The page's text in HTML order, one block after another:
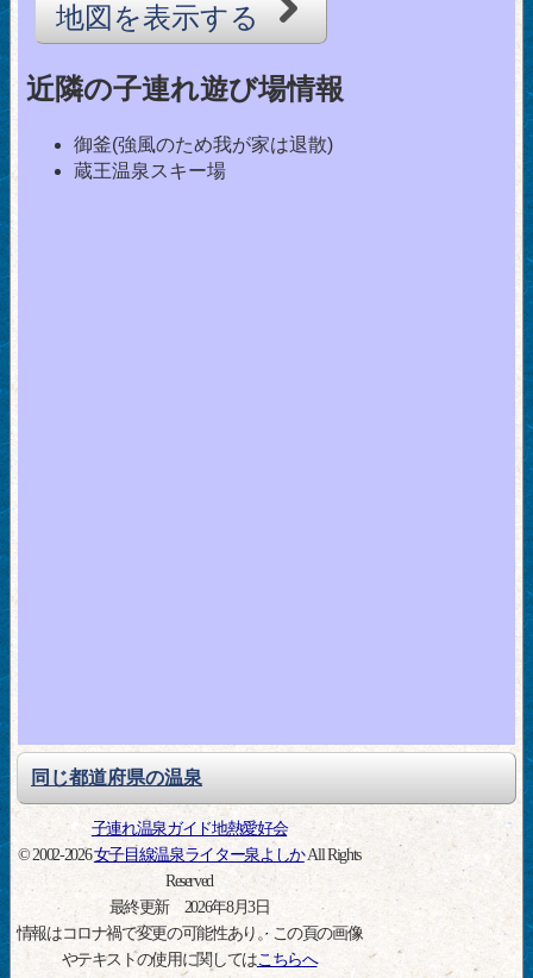
地図を表示する
近隣の子連れ遊び場情報
御釜(強風のため我が家は退散)
蔵王温泉スキー場
同じ都道府県の温泉